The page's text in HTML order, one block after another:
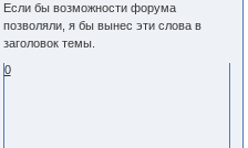
Если бы возможности форума
позволяли, я бы вынес эти слова в
заголовок темы.
0